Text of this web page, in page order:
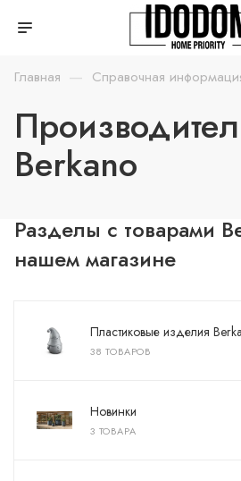
Главная — Справочная
Berkano
Разделы с товарами
нашем магазине
Пластиковые изделия
38 ТОВАРОВ
Новинки
3 ТОВАРА